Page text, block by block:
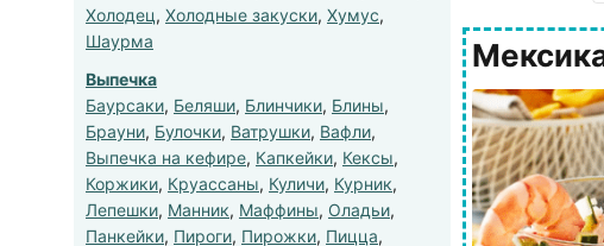
Холодец, Холодные закуски, Хумус,
Шаурма
Выпечка
Баурсаки, Беляши, Блинчики, Блины,
Брауни, Булочки, Ватрушки, Вафли,
Выпечка на кефире, Капкейки, Кексы,
Коржики, Круассаны, Куличи, Курник,
Лепешки, Манник, Маффины, Оладьи,
Панкейки, Пироги, Пирожки, Пицца,